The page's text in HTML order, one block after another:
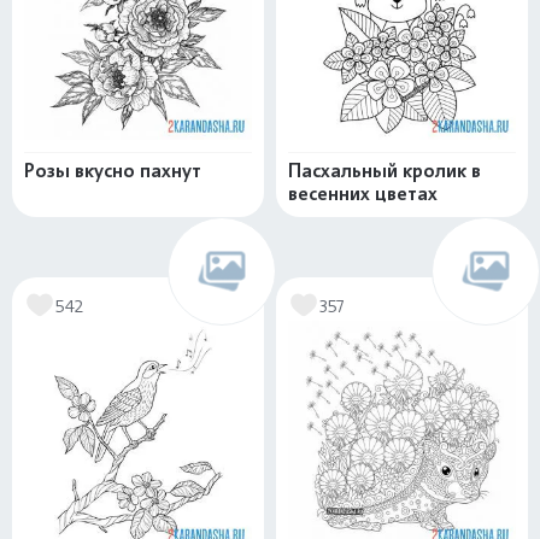
Розы вкусно пахнут
Пасхальный кролик в
весенних цветах
542 357